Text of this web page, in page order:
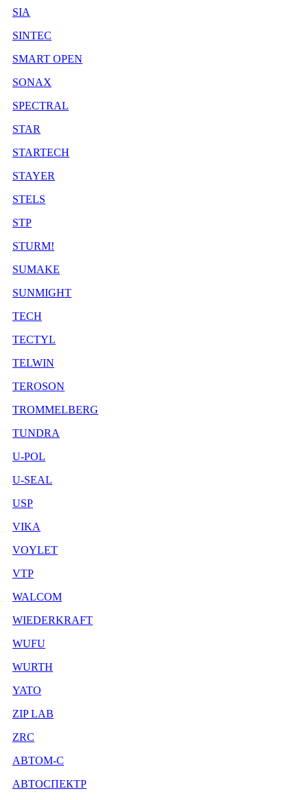
SIA
SINTEC
SMART OPEN
SONAX
SPECTRAL
STAR
STARTECH
STAYER
STELS
STP
STURM!
SUMAKE
SUNMIGHT
TECH
TECTYL
TELWIN
TEROSON
TROMMELBERG
TUNDRA
U-POL
U-SEAL
USP
VIKA
VOYLET
VTP
WALCOM
WIEDERKRAFT
WUFU
WURTH
YATO
ZIP LAB
ZRC
АВТОМ-С
АВТОСПЕКТР